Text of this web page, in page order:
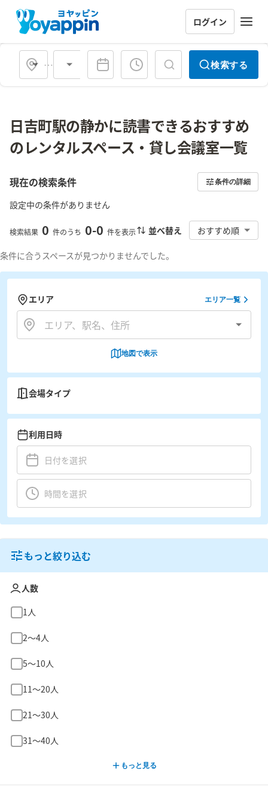
ログイン
会場タイプ 検索する
日吉町駅の静かに読書できるおすすめ
のレンタルスペース・貸し会議室一覧
現在の検索条件 条件の詳細
設定中の条件がありません
検索結果 0 件のうち 0-0 件を表示 並べ替え おすすめ順
条件に合うスペースが見つかりませんでした。
エリア エリア一覧
地図で表示
会場タイプ
利用日時
もっと絞り込む
人数
1人
2〜4人
5〜10人
11〜20人
21〜30人
31〜40人
もっと見る